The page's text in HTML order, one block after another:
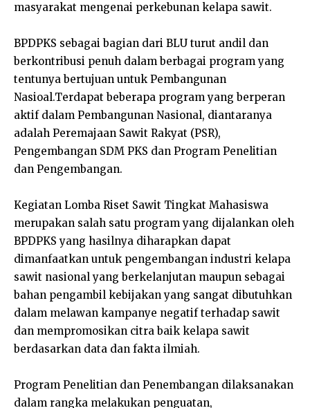
masyarakat mengenai perkebunan kelapa sawit.
BPDPKS sebagai bagian dari BLU turut andil dan
berkontribusi penuh dalam berbagai program yang
tentunya bertujuan untuk Pembangunan
Nasioal.Terdapat beberapa program yang berperan
aktif dalam Pembangunan Nasional, diantaranya
adalah Peremajaan Sawit Rakyat (PSR),
Pengembangan SDM PKS dan Program Penelitian
dan Pengembangan.
Kegiatan Lomba Riset Sawit Tingkat Mahasiswa
merupakan salah satu program yang dijalankan oleh
BPDPKS yang hasilnya diharapkan dapat
dimanfaatkan untuk pengembangan industri kelapa
sawit nasional yang berkelanjutan maupun sebagai
bahan pengambil kebijakan yang sangat dibutuhkan
dalam melawan kampanye negatif terhadap sawit
dan mempromosikan citra baik kelapa sawit
berdasarkan data dan fakta ilmiah.
Program Penelitian dan Penembangan dilaksanakan
dalam rangka melakukan penguatan,